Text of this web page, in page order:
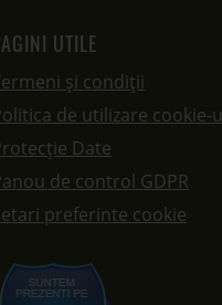
UTILE
și condiții
de utilizare cookie-
Date
de control GDPR
preferinte cookie